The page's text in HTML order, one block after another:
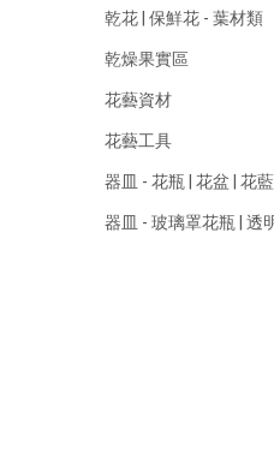
乾花 | 保鮮花 - 葉材類
乾燥果實區
花藝資材
花藝工具
器皿 - 花瓶 | 花盆 | 花藍
器皿 - 玻璃罩花瓶 | 透